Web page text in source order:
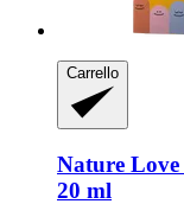
Carrello
Nature Love
20 ml